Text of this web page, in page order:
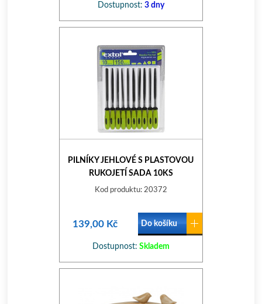
Dostupnost: 3 dny
PILNÍKY JEHLOVÉ S PLASTOVOU
RUKOJETÍ SADA 10KS
Kod produktu: 20372
139,00 Kč Do košíku
Dostupnost: Skladem